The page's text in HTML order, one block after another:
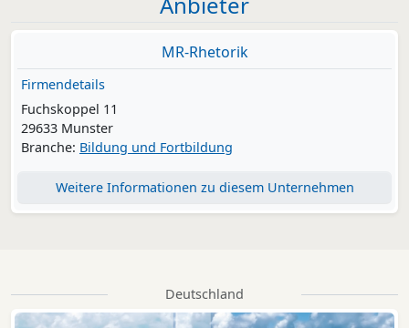
MR-Rhetorik
Firmendetails
Fuchskoppel 11
29633 Munster
Branche: Bildung und Fortbildung
Weitere Informationen zu diesem Unternehmen
Deutschland